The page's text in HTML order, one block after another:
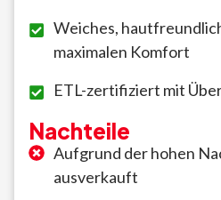
Weiches,
maximalen Komfort
ETL-zertifiziert mit
Nachteile
Aufgrund der hohen
ausverkauft